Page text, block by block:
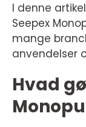
I denne
Seepex
mange
anvendelser
Hvad